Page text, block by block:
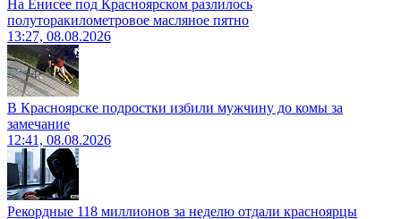
На Енисее под Красноярском разлилось
полуторакилометровое масляное пятно
13:27, 08.08.2026
В Красноярске подростки избили мужчину до комы за
замечание
12:41, 08.08.2026
Рекордные 118 миллионов за неделю отдали красноярцы